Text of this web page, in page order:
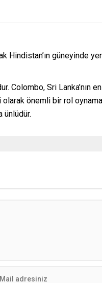
Hindistan’ın güneyinde
Colombo, Sri Lanka’nın
önemli bir rol
ünlüdür.